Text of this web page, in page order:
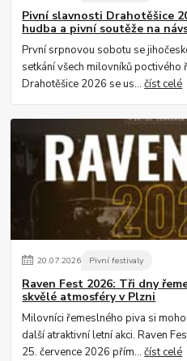
Pivní slavnosti Drahotěšice
hudba a pivní soutěže na
První srpnovou sobotu se
setkání všech milovníků
Drahotěšice 2026 se us...číst celé
20.07.2026 Pivní festivaly
Raven Fest 2026: Tři dny
skvělé atmosféry v Plzni
Milovníci řemeslného piva si
další atraktivní letní akci. Raven
25. července 2026 přím...číst celé